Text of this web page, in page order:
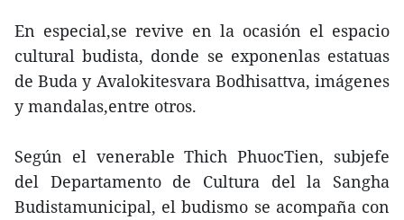
En especial,se revive en la ocasión el espacio
cultural budista, donde se exponenlas estatuas
de Buda y Avalokitesvara Bodhisattva, imágenes
y mandalas,entre otros.
Según el venerable Thich PhuocTien, subjefe
del Departamento de Cultura del la Sangha
Budistamunicipal, el budismo se acompaña con